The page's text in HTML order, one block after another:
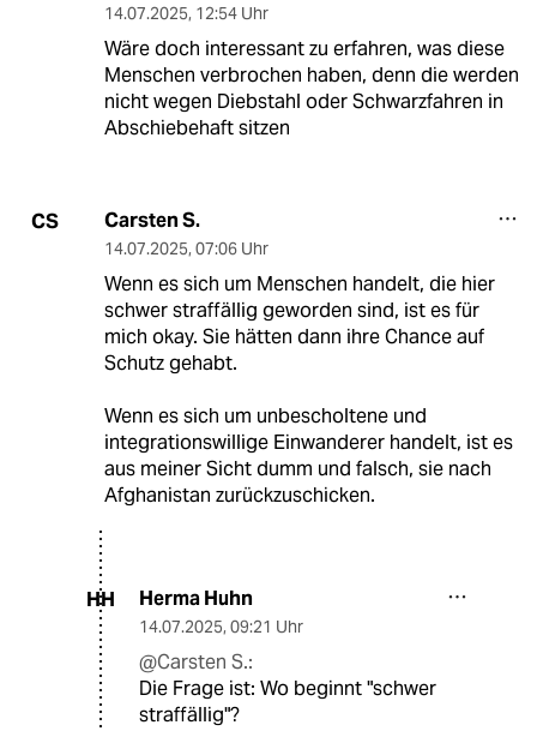
14.07.2025, 12:54 Uhr
Wäre doch interessant zu erfahren, was diese
Menschen verbrochen haben, denn die werden
nicht wegen Diebstahl oder Schwarzfahren in
Abschiebehaft sitzen
CS Carsten S.
14.07.2025, 07:06 Uhr
Wenn es sich um Menschen handelt, die hier
schwer straffällig geworden sind, ist es für
mich okay. Sie hätten dann ihre Chance auf
Schutz gehabt.
Wenn es sich um unbescholtene und
integrationswillige Einwanderer handelt, ist es
aus meiner Sicht dumm und falsch, sie nach
Afghanistan zurückzuschicken.
HH Herma Huhn
14.07.2025, 09:21 Uhr
@Carsten S.:
Die Frage ist: Wo beginnt "schwer
straffällig"?